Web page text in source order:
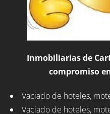
Inmobiliarias de
compromiso
Vaciado de hoteles,
Vaciado de hoteles,